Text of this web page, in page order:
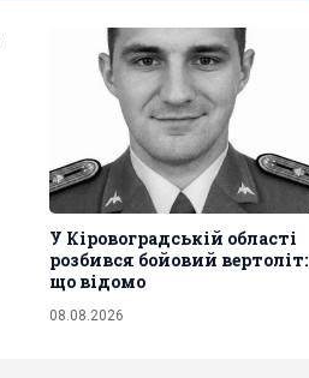
У Кіровоградській області
розбився бойовий вертоліт:
що відомо
08.08.2026